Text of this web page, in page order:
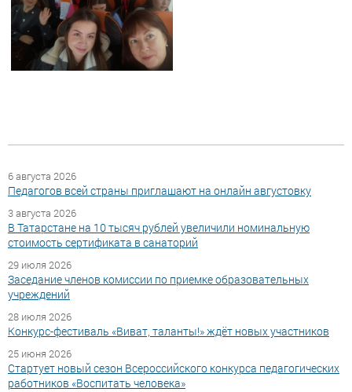
6 августа 2026
Педагогов всей страны приглашают на онлайн августовку
3 августа 2026
В Татарстане на 10 тысяч рублей увеличили номинальную
стоимость сертификата в санаторий
29 июля 2026
Заседание членов комиссии по приемке образовательных
учреждений
28 июля 2026
Конкурс-фестиваль «Виват, таланты!» ждёт новых участников
25 июня 2026
Стартует новый сезон Всероссийского конкурса педагогических
работников «Воспитать человека»